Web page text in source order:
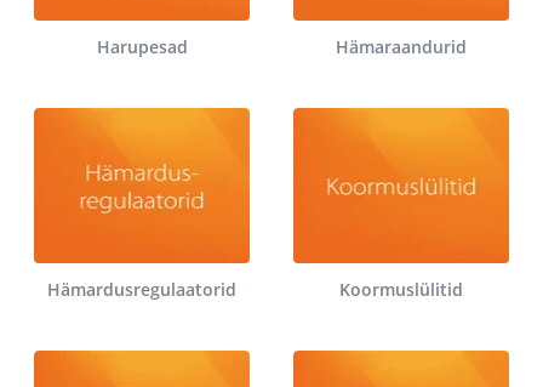
Harupesad Hämaraandurid
Hämardusregulaatorid Koormuslülitid